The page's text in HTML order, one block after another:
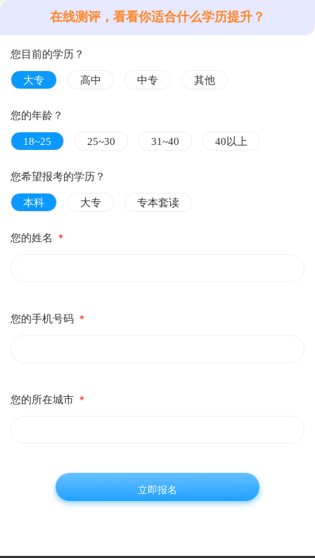
在线测评，看看你适合什么学历提升？
您目前的学历？
大专 高中 中专 其他
您的年龄？
18~25 25~30 31~40 40以上
您希望报考的学历？
本科 大专 专本套读
您的姓名 ＊
您的手机号码 ＊
您的所在城市 ＊